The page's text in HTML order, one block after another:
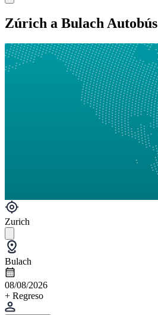
Zúrich a Bulach Autobús
Zurich
Bulach
08/08/2026
+ Regreso